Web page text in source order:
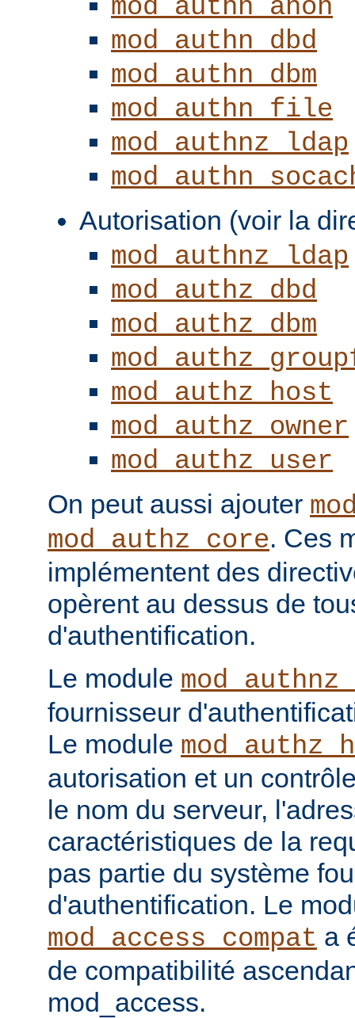
mod_authn_anon
mod_authn_dbd
mod_authn_dbm
mod_authn_file
mod_authnz_ldap
Autorisation (voir la
mod_authnz_ldap
mod_authz_dbd
mod_authz_dbm
mod_authz_host
mod_authz_owner
mod_authz_user
On peut aussi ajouter
mod_authz_core. Ces
implémentent des
opèrent au dessus de
d'authentification.
Le module
fournisseur
Le module
autorisation et un
le nom du serveur,
caractéristiques de la
pas partie du système
d'authentification. Le
mod_access_compat a
de compatibilité
mod_access.